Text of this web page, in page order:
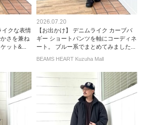
イクな表情
さを兼ね
ット&...
2026.07.20
【お出かけ】 デニムライク カーブバ
ギー ショートパンツを軸にコーディネ
ート。 ブルー系でまとめてみました...
BEAMS HEART Kuzuha Mall